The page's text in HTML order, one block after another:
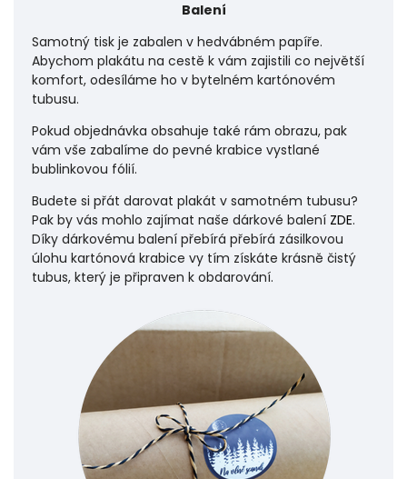
Balení
Samotný tisk je zabalen v hedvábném papíře.
Abychom plakátu na cestě k vám zajistili co největší
komfort, odesíláme ho v bytelném kartónovém
tubusu.
Pokud objednávka obsahuje také rám obrazu, pak
vám vše zabalíme do pevné krabice vystlané
bublinkovou fólií.
Budete si přát darovat plakát v samotném tubusu?
Pak by vás mohlo zajímat naše dárkové balení ZDE.
Díky dárkovému balení přebírá přebírá zásilkovou
úlohu kartónová krabice vy tím získáte krásně čistý
tubus, který je připraven k obdarování.